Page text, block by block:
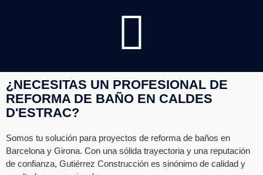
¿NECESITAS UN PROFESIONAL DE
REFORMA DE BAÑO EN CALDES
D'ESTRAC?
Somos tu solución para proyectos de reforma de baños en
Barcelona y Girona. Con una sólida trayectoria y una reputación
de confianza, Gutiérrez Construcción es sinónimo de calidad y